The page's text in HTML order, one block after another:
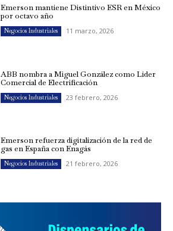
Emerson mantiene Distintivo ESR en México
por octavo año
Negocios Industriales 11 marzo, 2026
ABB nombra a Miguel González como Líder
Comercial de Electrificación
Negocios Industriales 23 febrero, 2026
Emerson refuerza digitalización de la red de
gas en España con Enagás
Negocios Industriales 21 febrero, 2026